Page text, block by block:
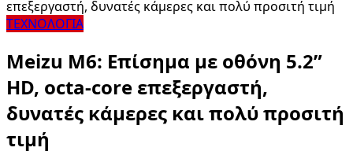
ΤΕΧΝΟΛΟΓΙΑ
Meizu M6: Επίσημα με οθόνη 5.2”
HD, octa-core επεξεργαστή,
δυνατές κάμερες και πολύ προσιτή
τιμή